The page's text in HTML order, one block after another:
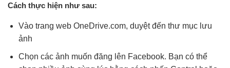
Cách thực hiện như sau:
Vào trang web OneDrive.com, duyệt đến thư mục lưu
ảnh
Chọn các ảnh muốn đăng lên Facebook. Bạn có thể